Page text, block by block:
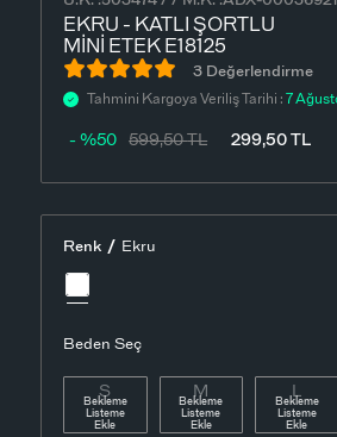
EKRU - KATLI ŞORTLU
MINI ETEK E18125
3 Değerlendirme
Tahmini Kargoya Veriliş Tarihi :7
599,50TL 299,50TL
- %50
Renk / Ekru
Beden Seç
S
Bekleme
Listeme
Ekle
M
Bekleme
Listeme
Ekle
L
Bekleme
Listeme
Ekle